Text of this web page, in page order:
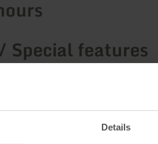
Details
Special features